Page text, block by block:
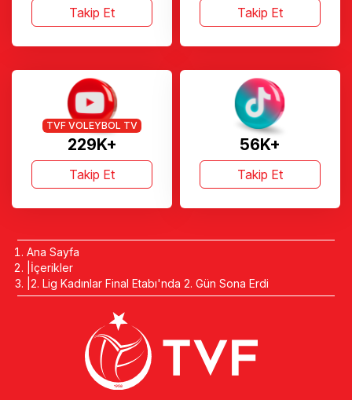
Takip Et Takip Et
229K+
TVF VOLEYBOL TV
Takip Et
56K+
Takip Et
Ana Sayfa
İçerikler
2. Lig Kadınlar Final Etabı'nda 2. Gün Sona Erdi